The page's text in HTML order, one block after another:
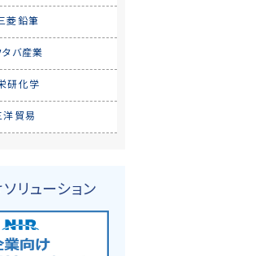
菱鉛筆
タバ産業
研化学
洋貿易
リューション